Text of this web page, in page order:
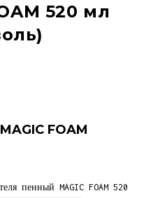
520 мл
FOAM
пенный MAGIC FOAM 520